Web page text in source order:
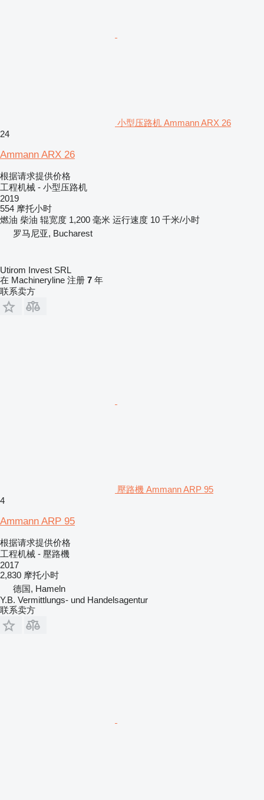
小型压路机 Ammann ARX 26
24
Ammann ARX 26
根据请求提供价格
工程机械 - 小型压路机
2019
554 摩托小时
燃油 柴油 辊宽度 1,200 毫米 运行速度 10 千米/小时
罗马尼亚, Bucharest
Utirom Invest SRL
在 Machineryline 注册 7 年
联系卖方
壓路機 Ammann ARP 95
4
Ammann ARP 95
根据请求提供价格
工程机械 - 壓路機
2017
2,830 摩托小时
德国, Hameln
Y.B. Vermittlungs- und Handelsagentur
联系卖方